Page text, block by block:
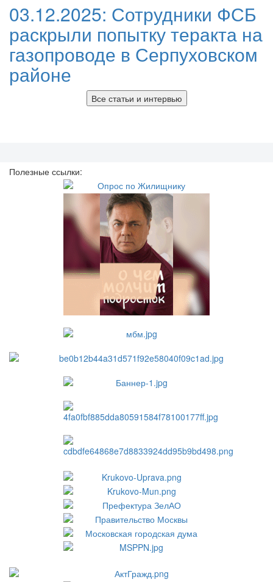
03.12.2025: Сотрудники ФСБ
раскрыли попытку теракта на
газопроводе в Серпуховском
районе
Все статьи и интервью
Полезные ссылки: